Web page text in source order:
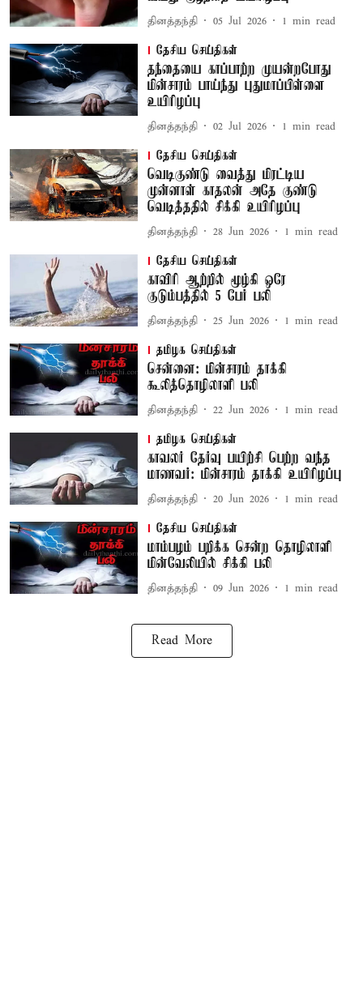
தினத்தந்தி 05 Jul 2026 1 min read
தேசிய செய்திகள்
தந்தையை காப்பாற்ற முயன்றபோது
மின்சாரம் பாய்ந்து புதுமாப்பிள்ளை
உயிரிழப்பு
தினத்தந்தி 02 Jul 2026 1 min read
தேசிய செய்திகள்
வெடிகுண்டு வைத்து மிரட்டிய
முன்னாள் காதலன் அதே குண்டு
வெடித்ததில் சிக்கி உயிரிழப்பு
தினத்தந்தி 28 Jun 2026 1 min read
தேசிய செய்திகள்
காவிரி ஆற்றில் மூழ்கி ஒரே
குடும்பத்தில் 5 பேர் பலி
தினத்தந்தி 25 Jun 2026 1 min read
தமிழக செய்திகள்
சென்னை: மின்சாரம் தாக்கி
கூலித்தொழிலாளி பலி
தினத்தந்தி 22 Jun 2026 1 min read
தமிழக செய்திகள்
காவலர் தேர்வு பயிற்சி பெற்ற வந்த
மாணவர்: மின்சாரம் தாக்கி உயிரிழப்பு
தினத்தந்தி 20 Jun 2026 1 min read
தேசிய செய்திகள்
மாம்பழம் பறிக்க சென்ற தொழிலாளி
மின்வேலியில் சிக்கி பலி
தினத்தந்தி 09 Jun 2026 1 min read
Read More